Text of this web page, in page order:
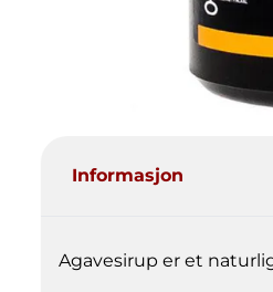
Informasjon
Agavesirup er et